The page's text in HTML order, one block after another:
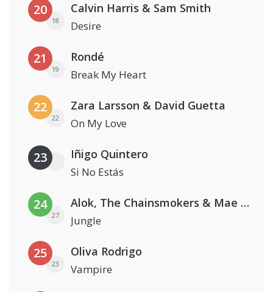
20
18
Calvin Harris & Sam Smith
Desire
21
19
Rondé
Break My Heart
22
22
Zara Larsson & David Guetta
On My Love
23 Iñigo Quintero
Si No Estás
24
27
Alok, The Chainsmokers & Mae Stephens
Jungle
25
23
Oliva Rodrigo
Vampire